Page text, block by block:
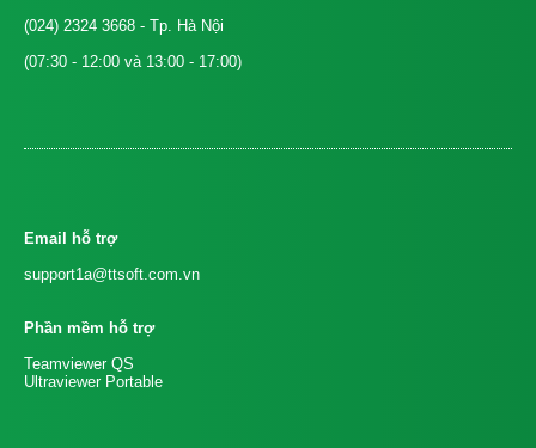
(024) 2324 3668 - Tp. Hà Nội
(07:30 - 12:00 và 13:00 - 17:00)
Email hỗ trợ
support1a@ttsoft.com.vn
Phần mềm hỗ trợ
Teamviewer QS
Ultraviewer Portable